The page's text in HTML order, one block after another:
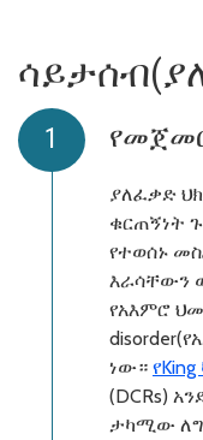
ያለፈቃድ
ቁርጠኝነት
የተወሰኑ
እራሳቸውን
የአእምሮ
ነው።
(DCRs)
ታካሚው